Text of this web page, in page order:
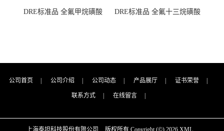
DRE标准品 全氟甲烷磺酸
DRE标准品 全氟十三烷磺酸
公司首页 公司介绍 公司动态 产品展厅 证书荣誉
联系方式 在线留言
上海泰坦科技股份有限公司 版权所有 Copyright (©) 2026 XML